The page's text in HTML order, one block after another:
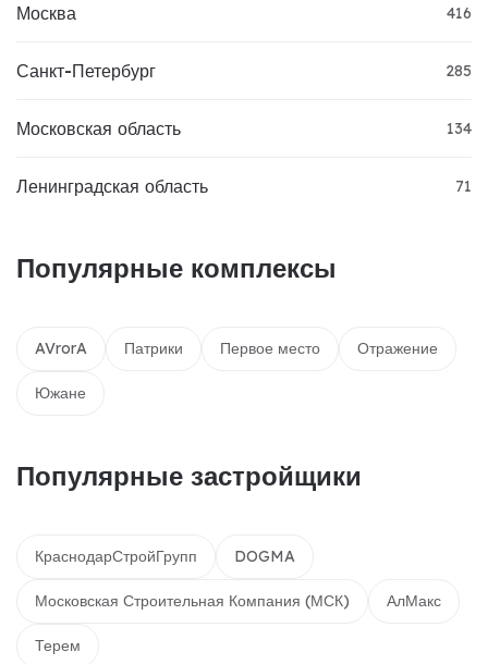
Москва 416
Санкт-Петербург 285
Московская область 134
Ленинградская область 71
Популярные комплексы
AVrorA Патрики Первое место Отражение
Южане
Популярные застройщики
КраснодарСтройГрупп DOGMA
Московская Строительная Компания (МСК) АлМакс
Терем